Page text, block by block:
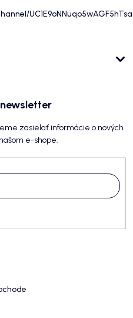
zasielať informácie o nových
e-shope.